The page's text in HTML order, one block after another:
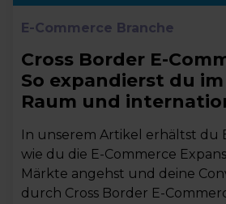
E-Commerce Branche
Cross Border E-
So expandierst du im
Raum und
In unserem Artikel erhältst du
wie du die E-Commerce
Märkte angehst und deine
durch Cross Border E-